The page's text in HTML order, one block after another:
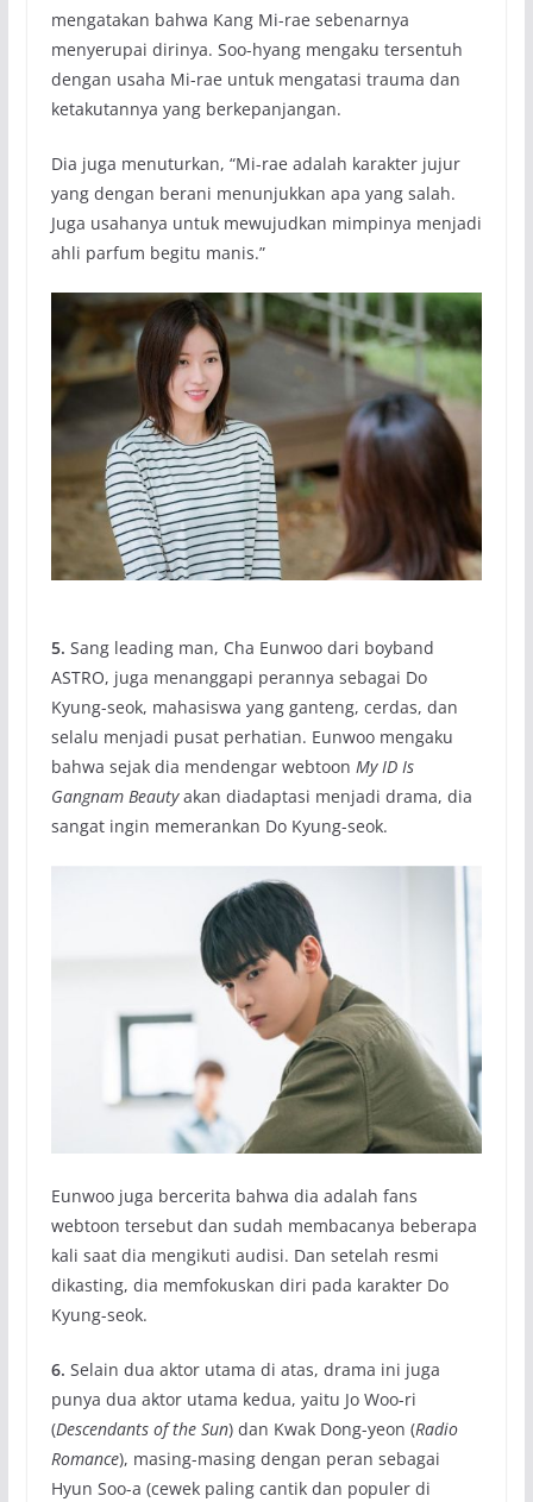
mengatakan bahwa Kang Mi-rae sebenarnya
menyerupai dirinya. Soo-hyang mengaku tersentuh
dengan usaha Mi-rae untuk mengatasi trauma dan
ketakutannya yang berkepanjangan.
Dia juga menuturkan, “Mi-rae adalah karakter jujur
yang dengan berani menunjukkan apa yang salah.
Juga usahanya untuk mewujudkan mimpinya menjadi
ahli parfum begitu manis.”
5. Sang leading man, Cha Eunwoo dari boyband
ASTRO, juga menanggapi perannya sebagai Do
Kyung-seok, mahasiswa yang ganteng, cerdas, dan
selalu menjadi pusat perhatian. Eunwoo mengaku
bahwa sejak dia mendengar webtoon My ID Is
Gangnam Beautyakan diadaptasi menjadi drama, dia
sangat ingin memerankan Do Kyung-seok.
Eunwoo juga bercerita bahwa dia adalah fans
webtoon tersebut dan sudah membacanya beberapa
kali saat dia mengikuti audisi. Dan setelah resmi
dikasting, dia memfokuskan diri pada karakter Do
Kyung-seok.
6. Selain dua aktor utama di atas, drama ini juga
punya dua aktor utama kedua, yaitu Jo Woo-ri
(Descendants of the Sun) dan Kwak Dong-yeon (Radio
Romance), masing-masing dengan peran sebagai
Hyun Soo-a (cewek paling cantik dan populer di